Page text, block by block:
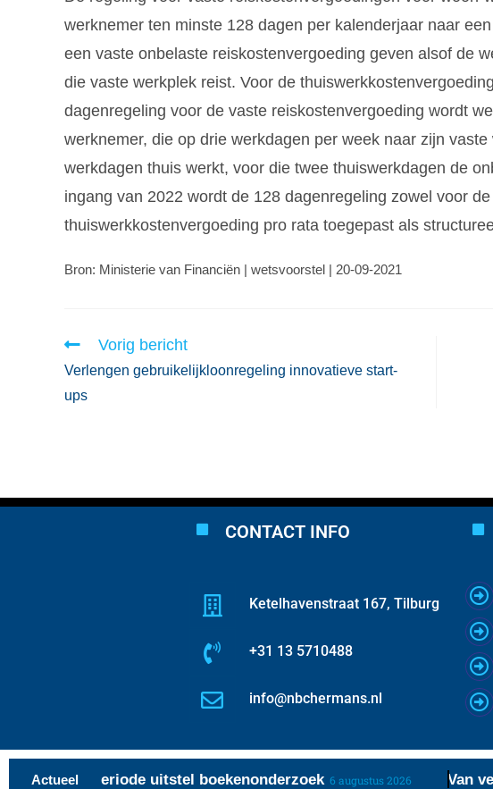
werknemer ten minste 128 dagen per kalenderjaar naar
een vaste onbelaste reiskostenvergoeding geven alsof de
die vaste werkplek reist. Voor de
dagenregeling voor de vaste reiskostenvergoeding wordt
werknemer, die op drie werkdagen per week naar zijn
werkdagen thuis werkt, voor die twee thuiswerkdagen de
ingang van 2022 wordt de 128 dagenregeling zowel voor
thuiswerkkostenvergoeding pro rata toegepast als
Bron: Ministerie van Financiën | wetsvoorstel | 20-09-2021
Vorig bericht
Verlengen gebruikelijkloonregeling innovatieve start-
ups
CONTACT INFO
Ketelhavenstraat 167, Tilburg
+31 13 5710488
info@nbchermans.nl
Actueel
over periode uitstel boekenonderzoek 6 augustus 2026 Van